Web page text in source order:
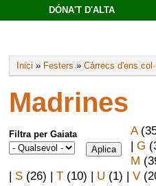
DÓNA'T D'ALTA
Inici » Festers » Càrrecs d'ens
Madrines
Filtra per Gaiata A
|G
M
| S(26) | T(10) | U (1) | V